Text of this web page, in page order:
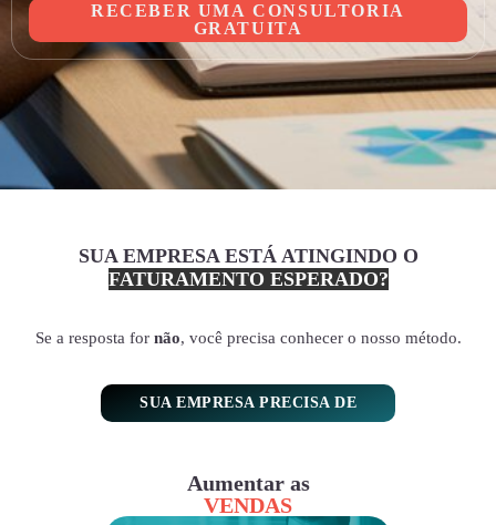
RECEBER UMA CONSULTORIA
GRATUITA
SUA EMPRESA ESTÁ ATINGINDO O
FATURAMENTO ESPERADO?
Se a resposta for não, você precisa conhecer o nosso método.
SUA EMPRESA PRECISA DE
Aumentar as
VENDAS